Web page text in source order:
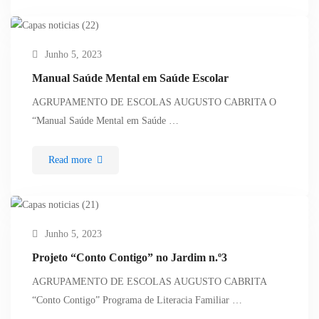
Junho 5, 2023
Manual Saúde Mental em Saúde Escolar
AGRUPAMENTO DE ESCOLAS AUGUSTO CABRITA O
“Manual Saúde Mental em Saúde …
Read more
Junho 5, 2023
Projeto “Conto Contigo” no Jardim n.º3
AGRUPAMENTO DE ESCOLAS AUGUSTO CABRITA
“Conto Contigo” Programa de Literacia Familiar …